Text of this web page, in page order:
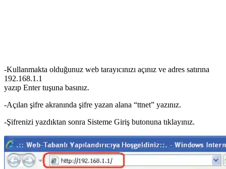
-Kullanmakta olduğunuz web tarayıcınızı açınız ve adres satırına
192.168.1.1
yazıp Enter tuşuna basınız.
-Açılan şifre akranında şifre yazan alana “ttnet” yazınız.
-Şifrenizi yazdıktan sonra Sisteme Giriş butonuna tıklayınız.